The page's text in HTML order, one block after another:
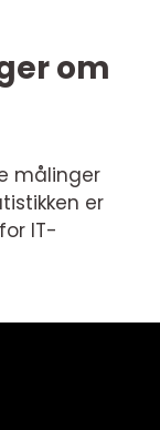
om
målinger
er
IT-